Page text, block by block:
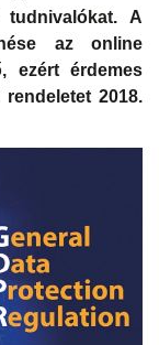
A
az online
ezért érdemes
2018.